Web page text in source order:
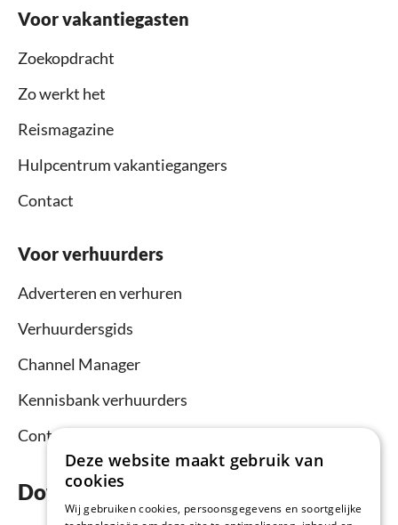
Voor vakantiegasten
Zoekopdracht
Zo werkt het
Reismagazine
Hulpcentrum vakantiegangers
Contact
Voor verhuurders
Adverteren en verhuren
Verhuurdersgids
Channel Manager
Kennisbank verhuurders
Contact
Download nu de app
Deze website maakt gebruik van
cookies
Wij gebruiken cookies, persoonsgegevens en soortgelijke